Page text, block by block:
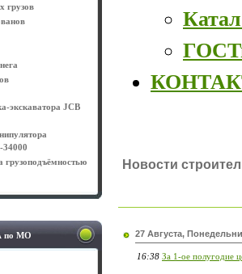
грузов
экскаватора JCB
грузоподъёмностью
по МО
Новости
27 Августа,
16:38 За 1-ое полугодие